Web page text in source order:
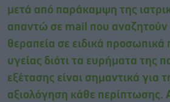
μετά από παράκαμψη της
απαντώ σε mail που
θεραπεία σε ειδικά
υγείας διότι τα ευρήματα της
εξέτασης είναι σημαντικά για
αξιολόγηση κάθε